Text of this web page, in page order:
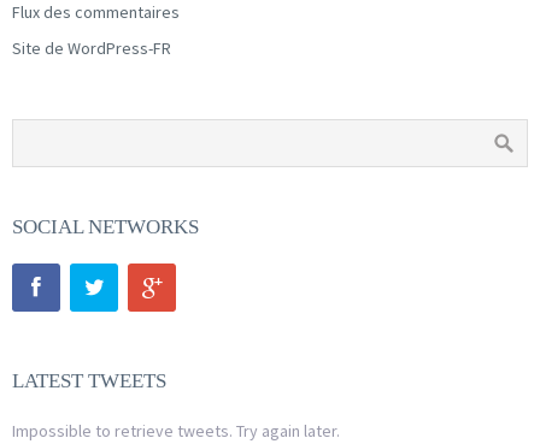
Flux des commentaires
Site de WordPress-FR
SOCIAL NETWORKS
LATEST TWEETS
Impossible to retrieve tweets. Try again later.